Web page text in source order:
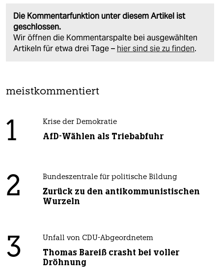
Die Kommentarfunktion unter diesem Artikel ist
geschlossen.
Wir öffnen die Kommentarspalte bei ausgewählten
Artikeln für etwa drei Tage – hier sind sie zu finden.
meistkommentiert
1 Krise der Demokratie
AfD-Wählen als Triebabfuhr
2 Bundeszentrale für politische Bildung
Zurück zu den antikommunistischen
Wurzeln
3 Unfall von CDU-Abgeordnetem
Thomas Bareiß crasht bei voller
Dröhnung